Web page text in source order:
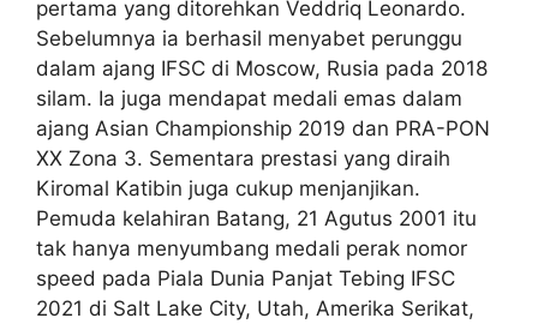
pertama yang ditorehkan Veddriq Leonardo.
Sebelumnya ia berhasil menyabet perunggu
dalam ajang IFSC di Moscow, Rusia pada 2018
silam. Ia juga mendapat medali emas dalam
ajang Asian Championship 2019 dan PRA-PON
XX Zona 3. Sementara prestasi yang diraih
Kiromal Katibin juga cukup menjanjikan.
Pemuda kelahiran Batang, 21 Agutus 2001 itu
tak hanya menyumbang medali perak nomor
speed pada Piala Dunia Panjat Tebing IFSC
2021 di Salt Lake City, Utah, Amerika Serikat,